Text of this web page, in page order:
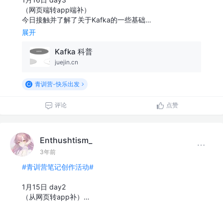
（网页端转app端补）
今日接触并了解了关于Kafka的一些基础…
展开
Kafka 科普
juejin.cn
青训营-快乐出发
评论 点赞
Enthushtism_
3年前
#青训营笔记创作活动#
1月15日 day2
（从网页转app补）…